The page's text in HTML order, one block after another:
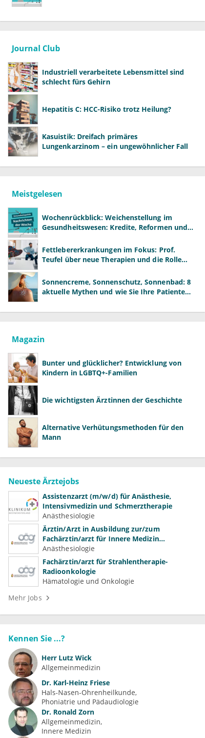
Journal Club
Industriell verarbeitete Lebensmittel sind
schlecht fürs Gehirn
Hepatitis C: HCC-Risiko trotz Heilung?
Kasuistik: Dreifach primäres
Lungenkarzinom – ein ungewöhnlicher Fall
Meistgelesen
Wochenrückblick: Weichenstellung im
Gesundheitswesen: Kredite, Reformen und
Fettlebererkrankungen im Fokus: Prof.
Teufel über neue Therapien und die Rolle
Sonnencreme, Sonnenschutz, Sonnenbad: 8
aktuelle Mythen und wie Sie Ihre Patienten
Magazin
Bunter und glücklicher? Entwicklung von
Kindern in LGBTQ+-Familien
Die wichtigsten Ärztinnen der Geschichte
Alternative Verhütungsmethoden für den
Mann
Neueste Ärztejobs
Assistenzarzt (m/w/d) für Anästhesie,
Intensivmedizin und Schmerztherapie
Anästhesiologie
Ärztin/Arzt in Ausbildung zur/zum
Fachärztin/arzt für Innere Medizin
(Kardiologie, Nephrologie, Intensivmedizin)
Anästhesiologie
Fachärztin/arzt für Strahlentherapie-
Radioonkologie
Hämatologie und Onkologie
Mehr Jobs
Kennen Sie ...?
Herr Lutz Wick
Allgemeinmedizin
Dr. Karl-Heinz Friese
Hals-Nasen-Ohrenheilkunde
Phoniatrie und Pädaudiologie
Dr. Ronald Zorn
Allgemeinmedizin
Innere Medizin